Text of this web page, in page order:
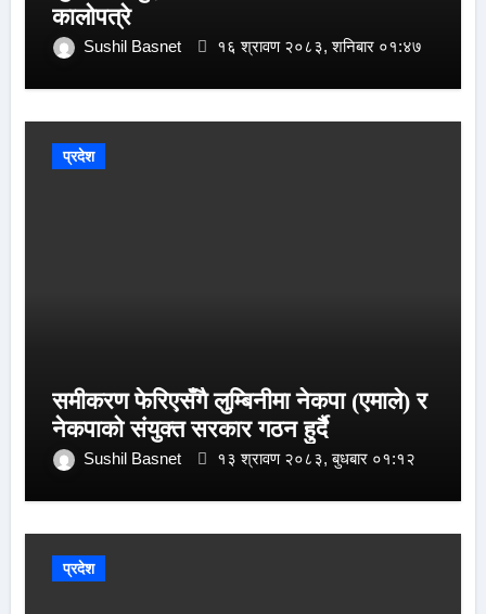
कालोपत्रे
Sushil Basnet १६ श्रावण २०८३, शनिबार ०१:४७
प्रदेश
समीकरण फेरिएसँगै लुम्बिनीमा नेकपा (एमाले) र
नेकपाको संयुक्त सरकार गठन हुर्दै
Sushil Basnet १३ श्रावण २०८३, बुधबार ०१:१२
प्रदेश